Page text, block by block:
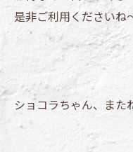
是非ご利用くださいね
ショコラちゃん、また